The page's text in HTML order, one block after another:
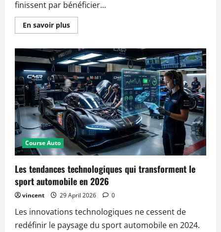
finissent par bénéficier...
En savoir plusRead
more
innovations
technologiques
qui
révolutionnent
la
performance
des
voitures
de
course
Course Auto
Les tendances technologiques qui transforment le
sport automobile en 2026
vincent 29 April 2026 0
Les innovations technologiques ne cessent de
redéfinir le paysage du sport automobile en 2024.